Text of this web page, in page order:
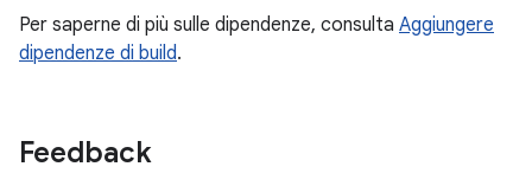
Per saperne di più sulle dipendenze, consulta Aggiungere
dipendenze di build.
Feedback